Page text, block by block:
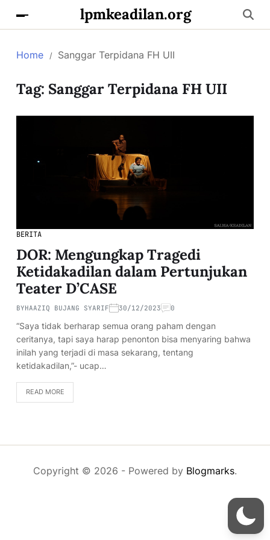
lpmkeadilan.org
Home Sanggar Terpidana FH UII
Tag: Sanggar Terpidana FH UII
BERITA
DOR: Mengungkap Tragedi
Ketidakadilan dalam Pertunjukan
Teater D’CASE
BYHAAZIQ BUJANG SYARIF 30/12/2023 0
“Saya tidak berharap semua orang paham dengan
ceritanya, tapi saya harap penonton bisa menyaring bahwa
inilah yang terjadi di masa sekarang, tentang
ketidakadilan,”- ucap…
READ MORE
Copyright © 2026 - Powered by Blogmarks.